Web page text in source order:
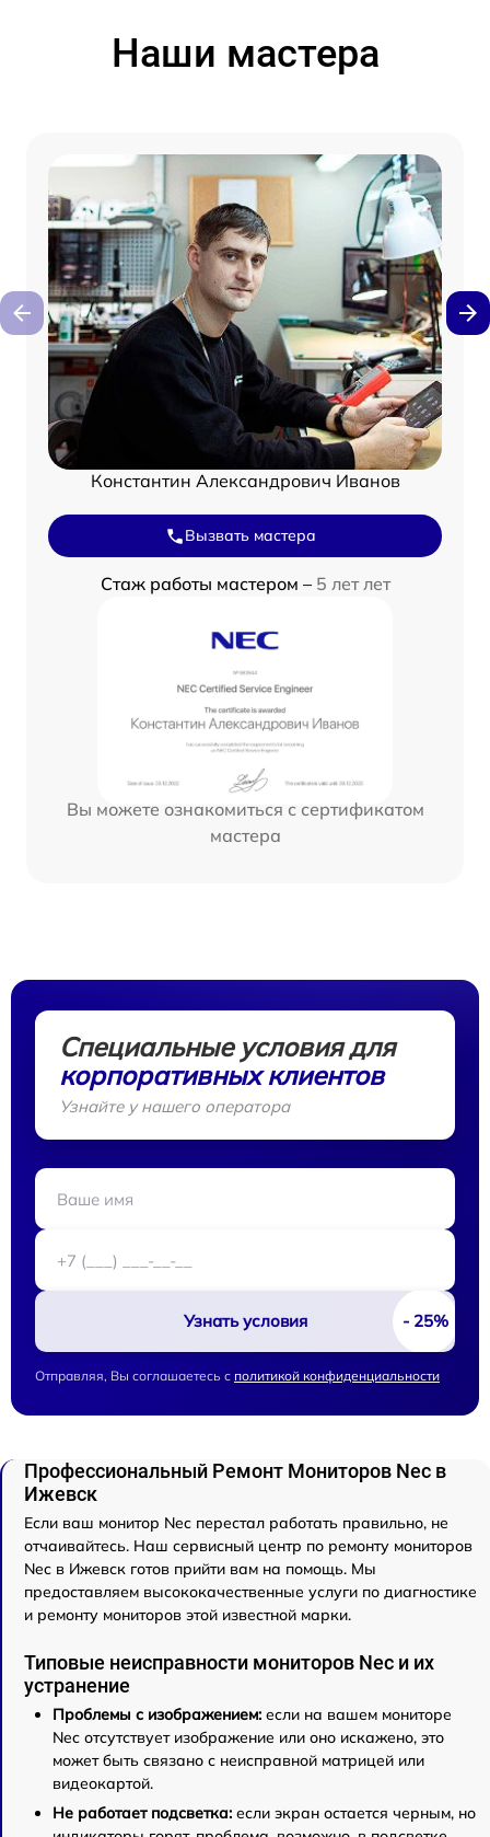
Наши мастера
Константин Александрович Иванов
Вызвать мастера
Стаж работы мастером – 5 лет лет
Вы можете ознакомиться с сертификатом
мастера
Специальные условия для
корпоративных клиентов
Узнайте у нашего оператора
Узнать условия
Отправляя, Вы соглашаетесь с политикой конфиденциальности
Профессиональный Ремонт Мониторов Nec в
Ижевск
Если ваш монитор Nec перестал работать правильно, не
отчаивайтесь. Наш сервисный центр по ремонту мониторов
Nec в Ижевск готов прийти вам на помощь. Мы
предоставляем высококачественные услуги по диагностике
и ремонту мониторов этой известной марки.
Типовые неисправности мониторов Nec и их
устранение
Проблемы с изображением: если на вашем мониторе
Nec отсутствует изображение или оно искажено, это
может быть связано с неисправной матрицей или
видеокартой.
Не работает подсветка: если экран остается черным, но